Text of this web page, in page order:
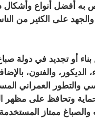
به أفضل أنواع وأشكال
على الكثير من
أو تجديد في دولة
والفنون،
والتطور العمراني
وتحافظ على مظهر
والصباغ ممتاز